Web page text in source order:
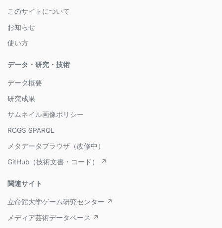
このサイトについて
お知らせ
使い方
データ・研究・技術
データ概要
研究成果
サムネイル画像ポリシー
RCGS SPARQL
メタデータブラウザ（改修中）
GitHub（技術文書・コード） ↗
関連サイト
立命館大学ゲーム研究センター ↗
メディア芸術データベース ↗